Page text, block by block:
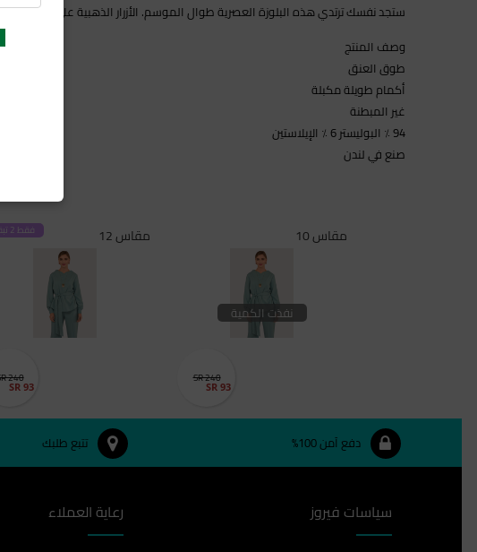
ستجد نفسك ترتدي هذه البلوزة العصرية طوال الموسم. الأزرار الذهبية على خط
وصف المنتج
طوق العنق
أكمام طويلة مكبلة
غير المبطنة
94 ٪ البوليستر 6 ٪ الإيلاستين
صنع في لندن
مقاس 10
نفذت الكمية
SR 240
SR 93
مقاس 12 فقط 2 تبقى
240
SR 93
دفع آمن 100% تتبع طلبك
سياسات فيروز رعاية العملاء